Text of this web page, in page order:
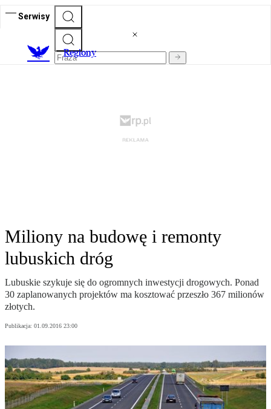
Serwisy
Regiony
Miliony na budowę i remonty
lubuskich dróg
Lubuskie szykuje się do ogromnych inwestycji drogowych. Ponad
30 zaplanowanych projektów ma kosztować przeszło 367 milionów
złotych.
Publikacja: 01.09.2016 23:00